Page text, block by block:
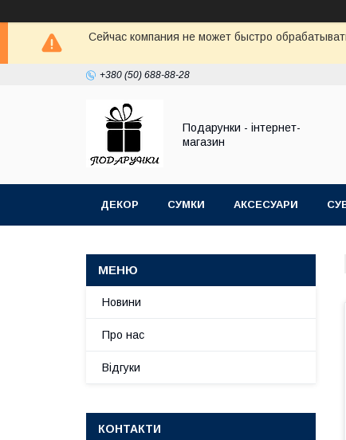
Сейчас компания не может быстро
+380 (50) 688-88-28
Подарунки - інтернет-
магазин
ДЕКОР СУМКИ АКСЕСУАРИ
Новини
Про нас
Відгуки
КОНТАКТИ